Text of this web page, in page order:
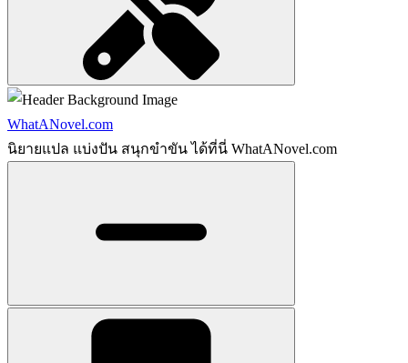
WhatANovel.com
นิยายแปล แบ่งปัน สนุกขำขัน ได้ที่นี่ WhatANovel.com